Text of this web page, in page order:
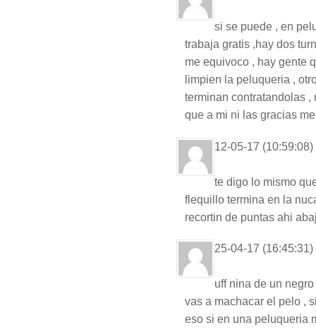
si se puede , en
trabaja gratis ,hay dos
me equivoco , hay gente
limpien la peluqueria ,
terminan contratandolas
que a mi ni las gracias
12-05-17 (10:59:08)
te digo lo mismo
flequillo termina en la
recortin de puntas ahi
25-04-17 (16:45:31)
uff nina de un
vas a machacar el pelo ,
eso si en una peluqueria